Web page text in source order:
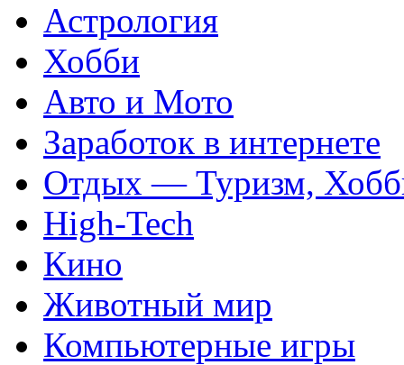
Астрология
Хобби
Авто и Мото
Заработок в интернете
Отдых — Туризм,
High-Tech
Кино
Животный мир
Компьютерные игры